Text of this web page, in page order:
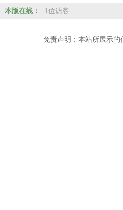
本版在线： 1位访客…
免责声明：本站所展示